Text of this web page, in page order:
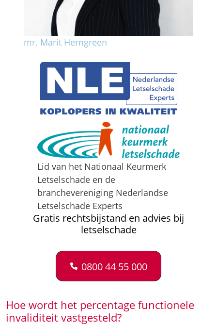
mr. Marit Herngreen
Lid van het Nationaal Keurmerk
Letselschade en de
branchevereniging Nederlandse
Letselschade Experts
Gratis rechtsbijstand en advies bij
letselschade
0800 44 55 000
Hoe wordt het percentage functionele
invaliditeit vastgesteld?